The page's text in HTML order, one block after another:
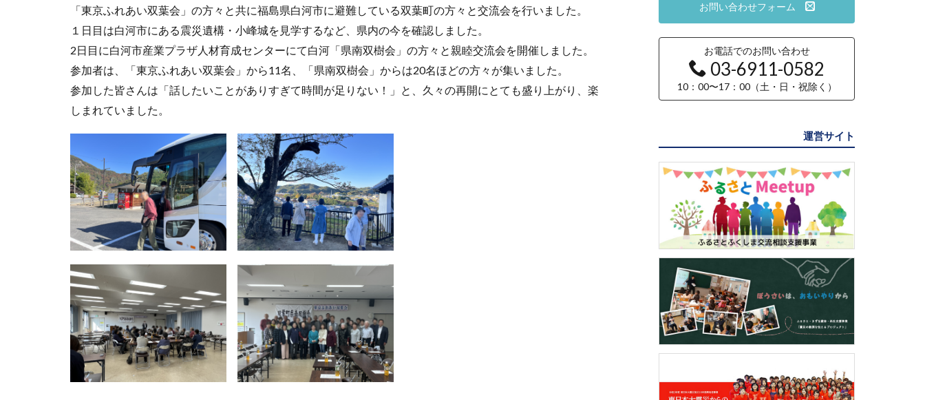
「東京ふれあい双葉会」の方々と共に福島県白河市に避難している双葉町の方々と交流会を行いました。
１日目は白河市にある震災遺構・小峰城を見学するなど、県内の今を確認しました。
2日目に白河市産業プラザ人材育成センターにて白河「県南双樹会」の方々と親睦交流会を開催しました。
参加者は、「東京ふれあい双葉会」から11名、「県南双樹会」からは20名ほどの方々が集いました。
参加した皆さんは「話したいことがありすぎて時間が足りない！」と、久々の再開にとても盛り上がり、楽
しまれていました。
お問い合わせフォーム
お電話でのお問い合わせ
03-6911-0582
10：00〜17：00（土・日・祝除く）
運営サイト